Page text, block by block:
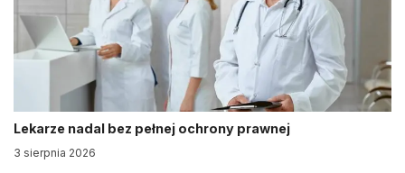
Lekarze nadal bez pełnej ochrony prawnej
3 sierpnia 2026